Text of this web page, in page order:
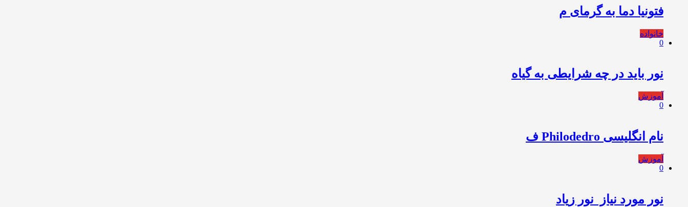
فتونیا دما به گرمای م
خانواده
0
نور باید در چه شرایطی به گیاه
آموزش
0
نام انگلیسی Philodedro ف
آموزش
0
نور مورد نیاز ️ نور زیاد